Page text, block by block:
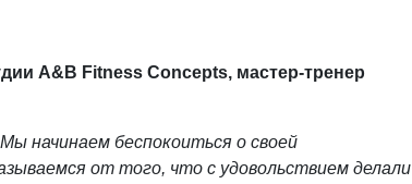
A&B Fitness Concepts, мастер-тренер
начинаем беспокоиться о своей
от того, что с удовольствием делали